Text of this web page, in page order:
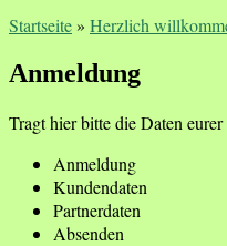
Startseite» Herzlich
Anmeldung
Tragt hier bitte die Daten
Anmeldung
Kundendaten
Partnerdaten
Absenden